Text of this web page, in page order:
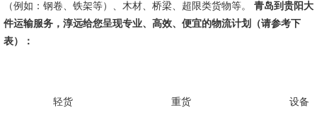
（例如：钢卷、铁架等）、木材、桥梁、超限类货物等。 青岛到贵阳大
件运输服务，淳远给您呈现专业、高效、便宜的物流计划（请参考下
表）：
轻货 重货 设备